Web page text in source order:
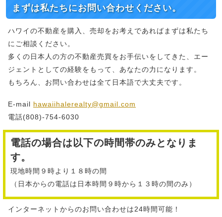
まずは私たちにお問い合わせください。
ハワイの不動産を購入、売却をお考えであればまずは私たち
にご相談ください。
多くの日本人の方の不動産売買をお手伝いをしてきた、エー
ジェントとしての経験をもって、あなたの力になります。
もちろん、お問い合わせは全て日本語で大丈夫です。
E-mail hawaiihalerealty@gmail.com
電話(808)-754-6030
電話の場合は以下の時間帯のみとなりま
す。
現地時間９時より１８時の間
（日本からの電話は日本時間９時から１３時の間のみ）
インターネットからのお問い合わせは24時間可能！